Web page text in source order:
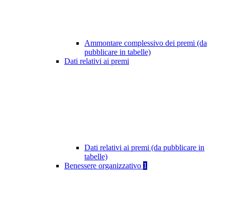
Ammontare complessivo dei premi (da
pubblicare in tabelle)
Dati relativi ai premi
Dati relativi ai premi (da pubblicare in
tabelle)
Benessere organizzativo 1